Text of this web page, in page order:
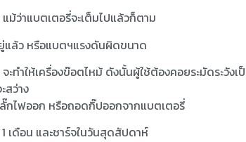
ม้ว่าแบตเตอรี่จะเต็มไปแล้วก็ตาม
แล้ว หรือแบตฯแรงดันผิดขนาด
ทำให้เครื่องข๊อตไหม้ ดังนั้นผู้ใช้ต้องคอยระมัดระวังเ
สว่าง
ลั๊กไฟออก หรือถอดกิ๊ปออกจากแบตเตอรี่
เดือน และชาร์จในวันสุดสัปดาห์